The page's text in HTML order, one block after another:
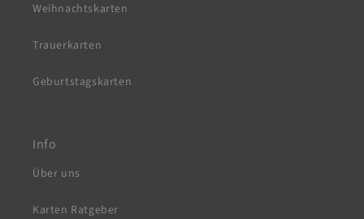
Weihnachtskarten
Trauerkarten
Geburtstagskarten
Info
Über uns
Karten Ratgeber